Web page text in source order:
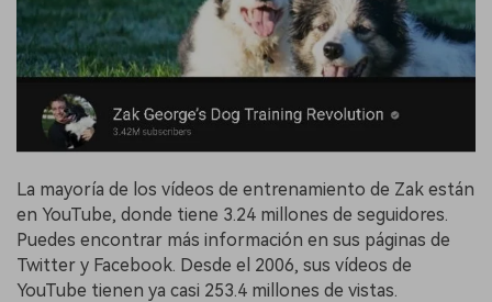
La mayoría de los vídeos de entrenamiento de Zak están
en YouTube, donde tiene 3.24 millones de seguidores.
Puedes encontrar más información en sus páginas de
Twitter y Facebook. Desde el 2006, sus vídeos de
YouTube tienen ya casi 253.4 millones de vistas.